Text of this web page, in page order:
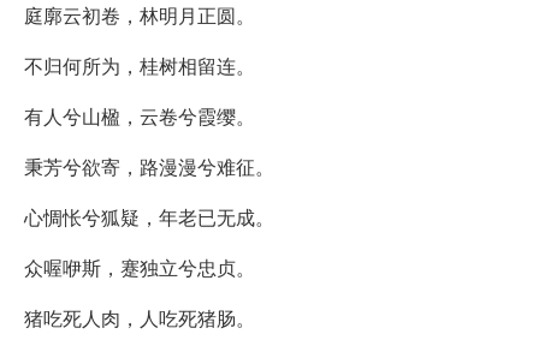
庭廓云初卷，林明月正圆。
不归何所为，桂树相留连。
有人兮山楹，云卷兮霞缨。
秉芳兮欲寄，路漫漫兮难征。
心惆怅兮狐疑，年老已无成。
众喔咿斯，蹇独立兮忠贞。
猪吃死人肉，人吃死猪肠。